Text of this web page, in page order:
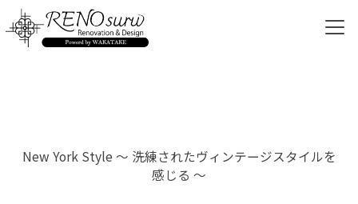
メニ
New York Style ～ 洗練されたヴィンテージスタイルを
感じる ～